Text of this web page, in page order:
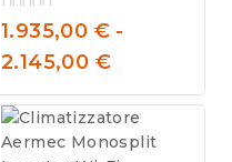
0
out
of
5
1.935,00 € -
2.145,00 €